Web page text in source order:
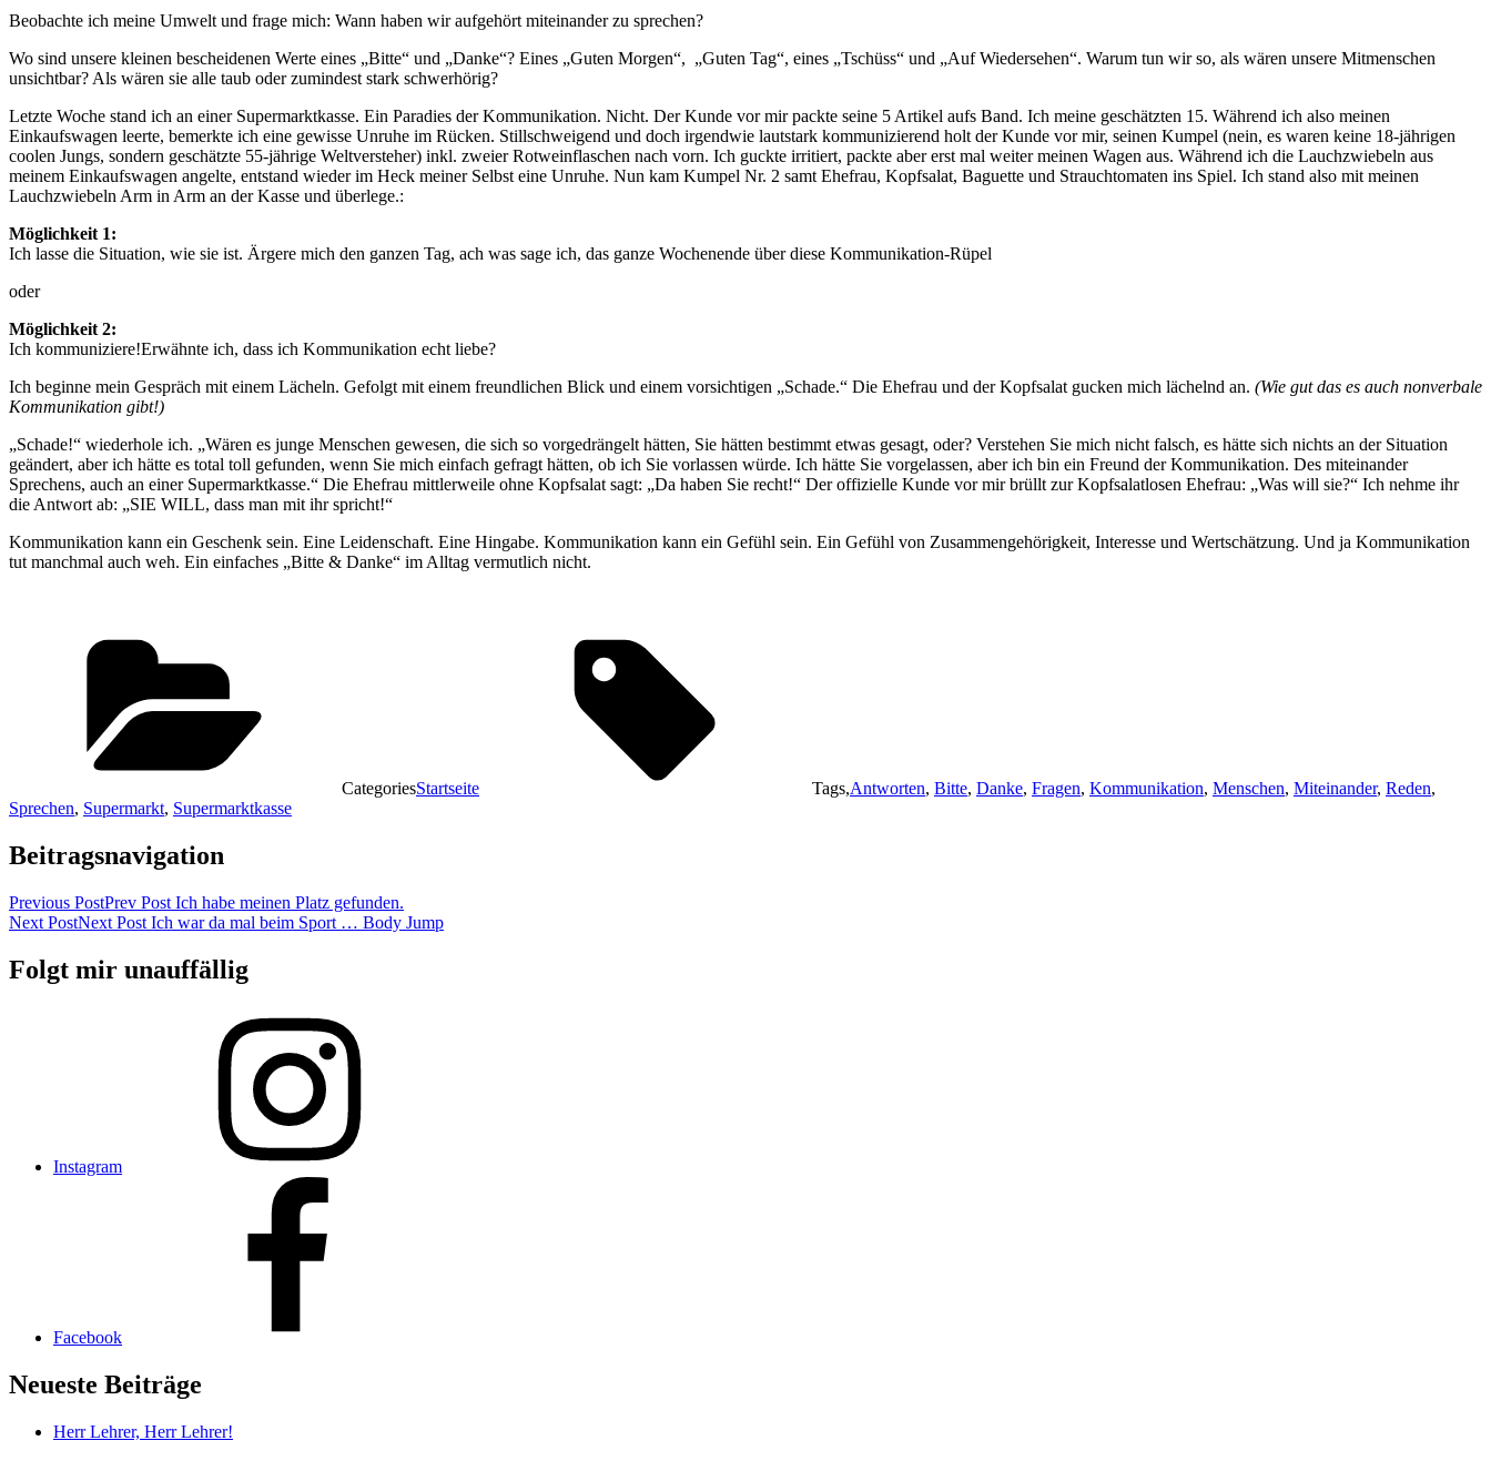
Beobachte ich meine Umwelt und frage mich: Wann haben wir aufgehört miteinander zu sprechen?
Wo sind unsere kleinen bescheidenen Werte eines „Bitte“ und „Danke“? Eines „Guten Morgen“, „Guten Tag“, eines „Tschüss“ und „Auf Wiedersehen“. Warum tun wir so, als wären unsere Mitmenschen
unsichtbar? Als wären sie alle taub oder zumindest stark schwerhörig?
Letzte Woche stand ich an einer Supermarktkasse. Ein Paradies der Kommunikation. Nicht. Der Kunde vor mir packte seine 5 Artikel aufs Band. Ich meine geschätzten 15. Während ich also meinen
Einkaufswagen leerte, bemerkte ich eine gewisse Unruhe im Rücken. Stillschweigend und doch irgendwie lautstark kommunizierend holt der Kunde vor mir, seinen Kumpel (nein, es waren keine 18-jährigen
coolen Jungs, sondern geschätzte 55-jährige Weltversteher) inkl. zweier Rotweinflaschen nach vorn. Ich guckte irritiert, packte aber erst mal weiter meinen Wagen aus. Während ich die Lauchzwiebeln aus
meinem Einkaufswagen angelte, entstand wieder im Heck meiner Selbst eine Unruhe. Nun kam Kumpel Nr. 2 samt Ehefrau, Kopfsalat, Baguette und Strauchtomaten ins Spiel. Ich stand also mit meinen
Lauchzwiebeln Arm in Arm an der Kasse und überlege.:
Möglichkeit 1:
Ich lasse die Situation, wie sie ist. Ärgere mich den ganzen Tag, ach was sage ich, das ganze Wochenende über diese Kommunikation-Rüpel
oder
Möglichkeit 2:
Ich kommuniziere!Erwähnte ich, dass ich Kommunikation echt liebe?
Ich beginne mein Gespräch mit einem Lächeln. Gefolgt mit einem freundlichen Blick und einem vorsichtigen „Schade.“ Die Ehefrau und der Kopfsalat gucken mich lächelnd an. (Wie gut das es auch nonverbale
Kommunikation gibt!)
„Schade!“ wiederhole ich. „Wären es junge Menschen gewesen, die sich so vorgedrängelt hätten, Sie hätten bestimmt etwas gesagt, oder? Verstehen Sie mich nicht falsch, es hätte sich nichts an der Situation
geändert, aber ich hätte es total toll gefunden, wenn Sie mich einfach gefragt hätten, ob ich Sie vorlassen würde. Ich hätte Sie vorgelassen, aber ich bin ein Freund der Kommunikation. Des miteinander
Sprechens, auch an einer Supermarktkasse.“ Die Ehefrau mittlerweile ohne Kopfsalat sagt: „Da haben Sie recht!“ Der offizielle Kunde vor mir brüllt zur Kopfsalatlosen Ehefrau: „Was will sie?“ Ich nehme ihr
die Antwort ab: „SIE WILL, dass man mit ihr spricht!“
Kommunikation kann ein Geschenk sein. Eine Leidenschaft. Eine Hingabe. Kommunikation kann ein Gefühl sein. Ein Gefühl von Zusammengehörigkeit, Interesse und Wertschätzung. Und ja Kommunikation
tut manchmal auch weh. Ein einfaches „Bitte & Danke“ im Alltag vermutlich nicht.
CategoriesStartseite Tags,Antworten, Bitte, Danke, Fragen, Kommunikation, Menschen, Miteinander, Reden,
Sprechen, Supermarkt, Supermarktkasse
Beitragsnavigation
Previous PostPrev Post Ich habe meinen Platz gefunden.
Next PostNext Post Ich war da mal beim Sport … Body Jump
Folgt mir unauffällig
Instagram
Facebook
Neueste Beiträge
Herr Lehrer, Herr Lehrer!